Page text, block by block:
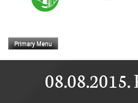
Primary Menu